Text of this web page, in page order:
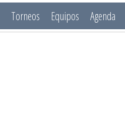
Torneos Equipos Agenda